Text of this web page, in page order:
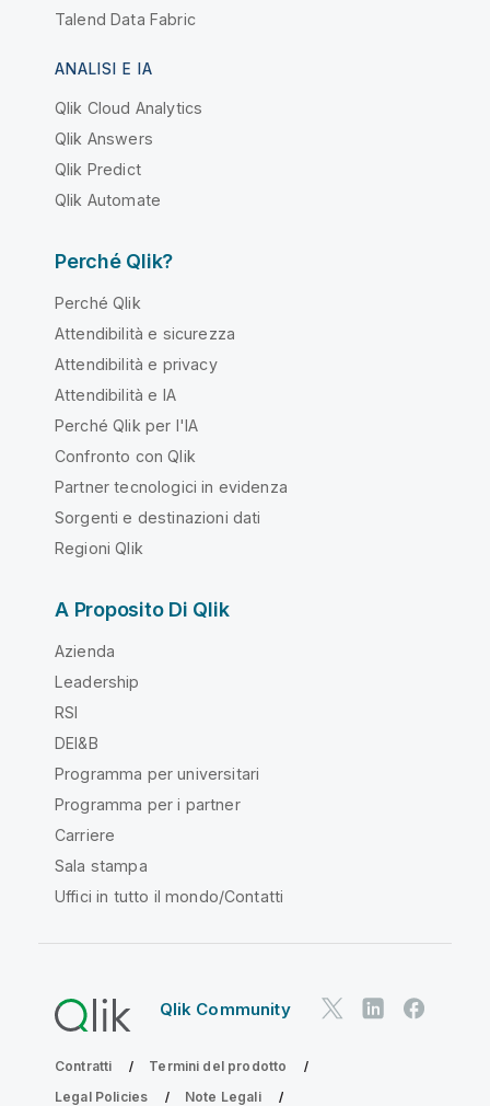
Talend Data Fabric
ANALISI E IA
Qlik Cloud Analytics
Qlik Answers
Qlik Predict
Qlik Automate
Perché Qlik?
Perché Qlik
Attendibilità e sicurezza
Attendibilità e privacy
Attendibilità e IA
Perché Qlik per l'IA
Confronto con Qlik
Partner tecnologici in evidenza
Sorgenti e destinazioni dati
Regioni Qlik
A Proposito Di Qlik
Azienda
Leadership
RSI
DEI&B
Programma per universitari
Programma per i partner
Carriere
Sala stampa
Uffici in tutto il mondo/Contatti
Qlik Community
Contratti
Termini del prodotto
Legal Policies
Note Legali